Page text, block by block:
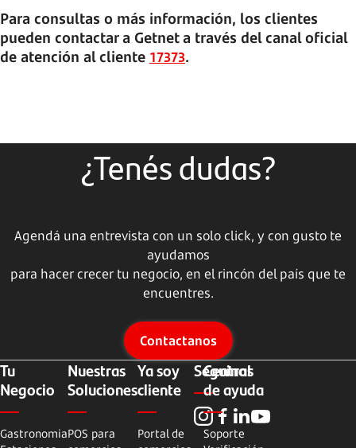
Para consultas o más información, los clientes
pueden contactar a Getnet a través del canal oficial
de atención al cliente 17373.
¿Tenés dudas?
Agendá una entrevista con un solo click, y con gusto te
ayudamos
para hacer crecer tu negocio, en el rincón del país que te
encuentres.
Contactanos
Tu
Negocio
Gastronomia
Nuestras
Soluciones
POS para
Ya soy
cliente
Portal de
Central
de ayuda
Soporte
Seguinos